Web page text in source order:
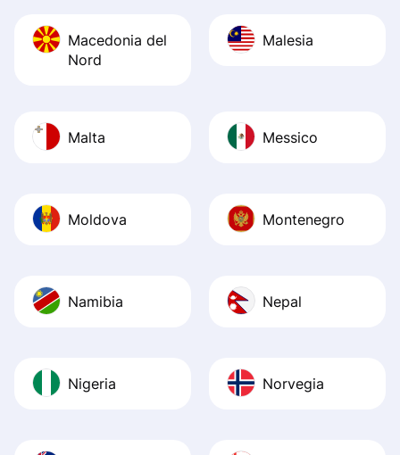
Macedonia del
Nord
Malesia
Malta Messico
Moldova Montenegro
Namibia Nepal
Nigeria Norvegia